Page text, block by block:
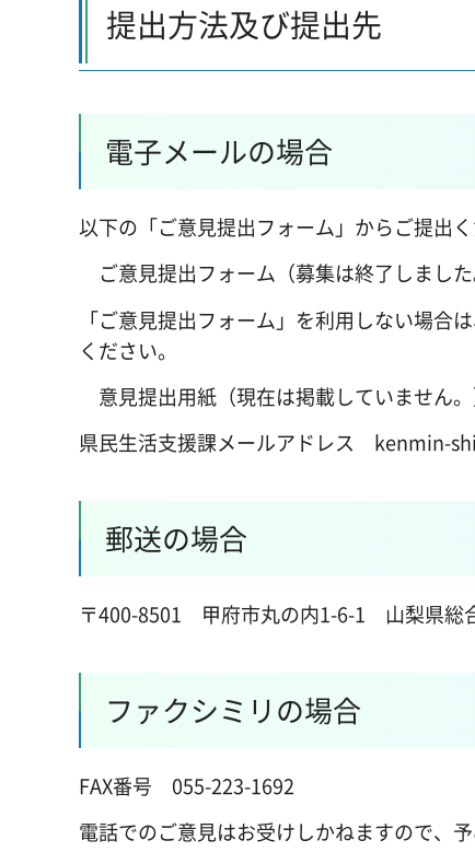
提出方法及び提出先
電子メールの場合
以下の「ご意見提出フォーム」からご提出
ご意見提出フォーム（募集は終了しました
「ご意見提出フォーム」を利用しない場合
ください。
意見提出用紙（現在は掲載していません。
県民生活支援課メールアドレス kenmin-
郵送の場合
〒400-8501 甲府市丸の内1-6-1 山梨県総
ファクシミリの場合
FAX番号 055-223-1692
電話でのご意見はお受けしかねますので、予